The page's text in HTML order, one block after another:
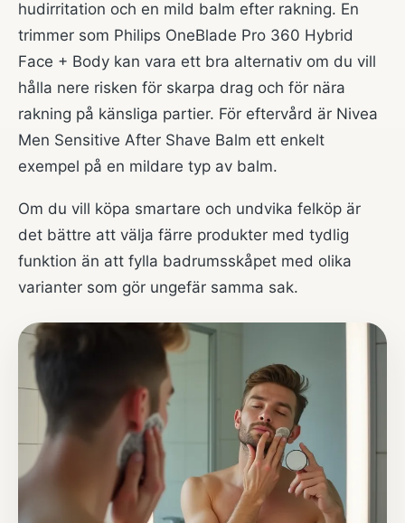
hudirritation och en mild balm efter rakning. En
trimmer som Philips OneBlade Pro 360 Hybrid
Face + Body kan vara ett bra alternativ om du vill
hålla nere risken för skarpa drag och för nära
rakning på känsliga partier. För eftervård är Nivea
Men Sensitive After Shave Balm ett enkelt
exempel på en mildare typ av balm.
Om du vill köpa smartare och undvika felköp är
det bättre att välja färre produkter med tydlig
funktion än att fylla badrumsskåpet med olika
varianter som gör ungefär samma sak.